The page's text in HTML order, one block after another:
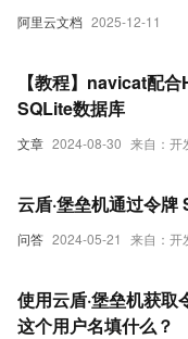
阿里云文档 2025-12-11
文章 2024-08-30 来自：开
【教程】navicat配
SQLite数据库
问答 2024-05-21 来自：开
云盾·堡垒机通过令
使用云盾·堡垒机获
这个用户名填什么？